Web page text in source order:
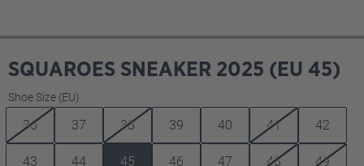
SQUAROES SNEAKER 2025 (EU 45)
Sélectionnez
Shoe Size (EU)
36 37 38 39 40 41 42
43 44 45 46 47 48 49